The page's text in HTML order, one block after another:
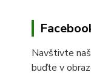
Navštivte
buďte v